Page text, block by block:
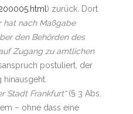
) zurück. Dort
hat nach Maßgabe
den Behörden des
Zugang zu amtlichen
postuliert, der
hinausgeht.
Stadt Frankfurt“(§ 3 Abs.
– ohne dass eine